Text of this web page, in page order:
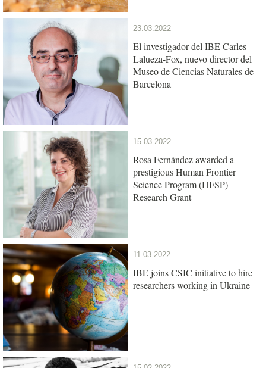
23.03.2022
El investigador del IBE Carles
Lalueza-Fox, nuevo director del
Museo de Ciencias Naturales de
Barcelona
15.03.2022
Rosa Fernández awarded a
prestigious Human Frontier
Science Program (HFSP)
Research Grant
11.03.2022
IBE joins CSIC initiative to hire
researchers working in Ukraine